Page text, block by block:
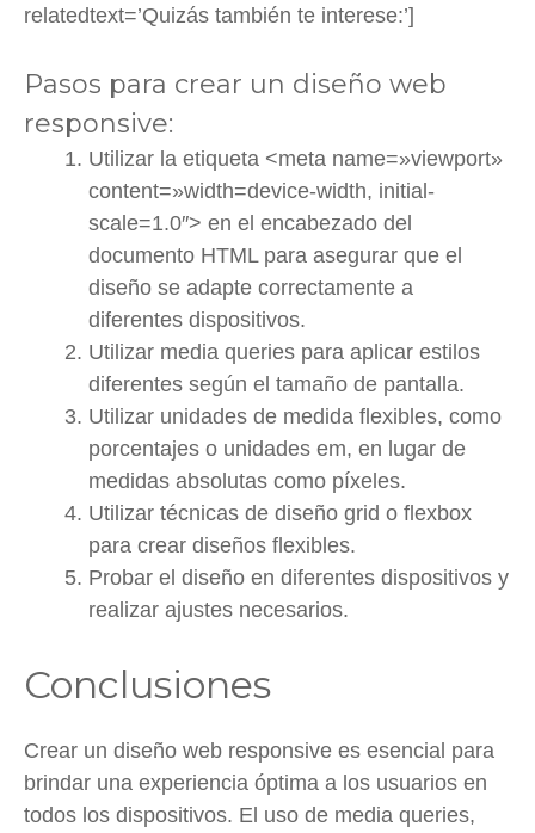
relatedtext=’Quizás también te interese:’]
Pasos para crear un diseño web
responsive:
Utilizar la etiqueta <meta name=»viewport»
content=»width=device-width, initial-
scale=1.0″> en el encabezado del
documento HTML para asegurar que el
diseño se adapte correctamente a
diferentes dispositivos.
Utilizar media queries para aplicar estilos
diferentes según el tamaño de pantalla.
Utilizar unidades de medida flexibles, como
porcentajes o unidades em, en lugar de
medidas absolutas como píxeles.
Utilizar técnicas de diseño grid o flexbox
para crear diseños flexibles.
Probar el diseño en diferentes dispositivos y
realizar ajustes necesarios.
Conclusiones
Crear un diseño web responsive es esencial para
brindar una experiencia óptima a los usuarios en
todos los dispositivos. El uso de media queries,